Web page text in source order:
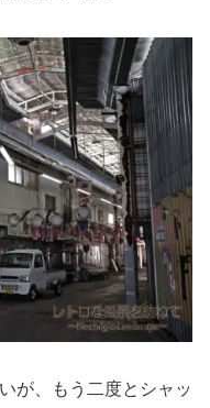
が、もう二度とシャッ